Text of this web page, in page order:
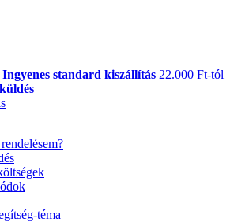
standard kiszállítás 22.000 Ft-tól
téma